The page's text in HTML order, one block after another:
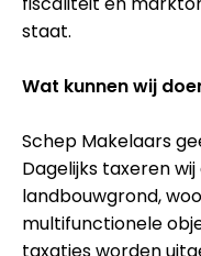
staat.
Wat kunnen wij
Schep Makelaars
Dagelijks taxeren
landbouwgrond,
multifunctionele